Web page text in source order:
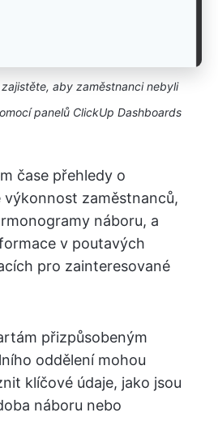
aby zaměstnanci nebyli
panelů ClickUp Dashboards
čase přehledy o
výkonnost zaměstnanců,
náboru, a
v poutavých
pro zainteresované
přizpůsobeným
oddělení mohou
klíčové údaje, jako jsou
náboru nebo